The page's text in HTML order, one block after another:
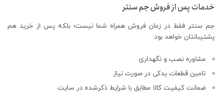
خدمات پس از فروش جم سنتر
جم سنتر فقط در زمان فروش همراه شما نیست؛ بلکه پس از خرید هم
پشتیبانتان خواهد بود:
مشاوره نصب و نگهداری
تامین قطعات یدکی در صورت نیاز
ضمانت کیفیت کالا مطابق با شرایط ذکرشده در سایت